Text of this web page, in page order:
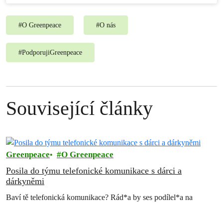
#O Greenpeace #O nás
#PodporujiGreenpeace
Související články
Greenpeace O Greenpeace
Posila do týmu telefonické komunikace s dárci a
dárkyněmi
Baví tě telefonická komunikace? Rád*a by ses podílel*a na